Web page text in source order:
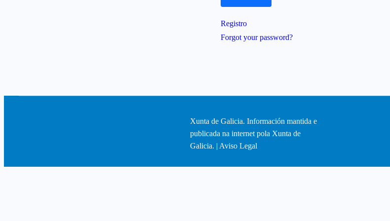
Registro
Forgot your password?
Xunta de Galicia. Información mantida e
publicada na internet pola Xunta de
Galicia. | Aviso Legal